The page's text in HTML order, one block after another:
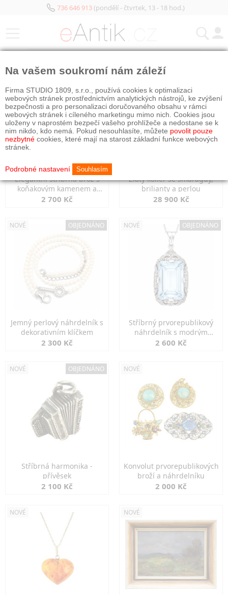
736 646 913(pondělí - čtvrtek, 13 - 18 hod.)
Elegantní stříbrná brož s
koňakovým kamenem a
markazity
2 700 Kč
Zlatý kolier se smaragdy,
brilianty a perlou
28 900 Kč
NOVÉ OBJEDNÁNO
Jemný perlový náhrdelník s
dekorativním klíčkem
2 300 Kč
NOVÉ OBJEDNÁNO
Stříbrný prvorepublikový
náhrdelník s modrým
spinelem
2 600 Kč
NOVÉ OBJEDNÁNO
Stříbrná harmonika -
přívěsek
2 100 Kč
NOVÉ
Konvolut prvorepublikových
broží a náhrdelníku
2 000 Kč
NOVÉ NOVÉ
Na vašem soukromí nám záleží
Firma STUDIO 1809, s.r.o., používá cookies k optimalizaci
webových stránek prostřednictvím analytických nástrojů, ke zvýšení
bezpečnosti a pro personalizaci doručovaného obsahu v rámci
webových stránek i cíleného marketingu mimo nich. Cookies jsou
uloženy v naprostém bezpečí vašeho prohlížeče a nedostane se k
nim nikdo, kdo nemá. Pokud nesouhlasíte, můžete povolit pouze
nezbytné cookies, které mají na starost základní funkce webových
stránek.
Podrobné nastavení Souhlasím